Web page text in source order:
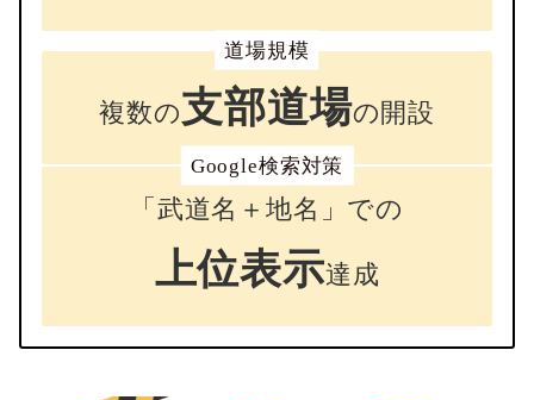
道場規模
複数の支部道場の開設
Google検索対策
「武道名＋地名」での
上位表示達成